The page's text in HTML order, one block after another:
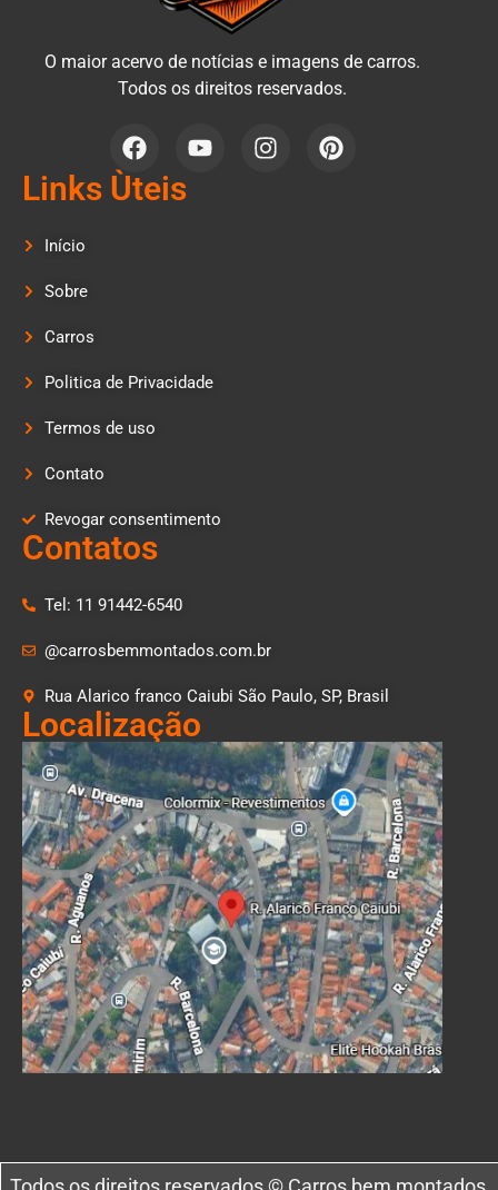
O maior acervo de notícias e imagens de carros.
Todos os direitos reservados.
Links Ùteis
Início
Sobre
Carros
Politica de Privacidade
Termos de uso
Contato
Revogar consentimento
Contatos
Tel: 11 91442-6540
@carrosbemmontados.com.br
Rua Alarico franco Caiubi São Paulo, SP, Brasil
Localização